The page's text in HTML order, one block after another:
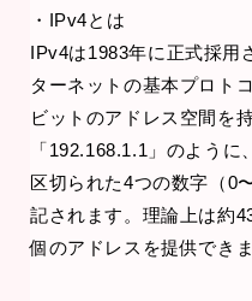
・IPv4とは
IPv4は1983年に正式採用
ターネットの基本プロト
ビットのアドレス空間を
「192.168.1.1」のように
区切られた4つの数字（0
記されます。理論上は約43
個のアドレスを提供できま